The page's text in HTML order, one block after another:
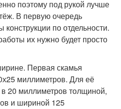
поэтому под рукой лучше
В первую очередь
конструкции по отдельности.
их нужно будет просто
Первая скамья
миллиметров. Для её
20 миллиметров толщиной,
и шириной 125